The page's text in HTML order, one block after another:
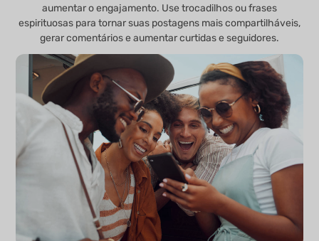
aumentar o engajamento. Use trocadilhos ou frases
espirituosas para tornar suas postagens mais compartilháveis,
gerar comentários e aumentar curtidas e seguidores.